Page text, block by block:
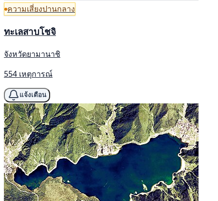
ความเสี่ยงปานกลาง
ทะเลสาบโชจิ
จังหวัดยามานาชิ
554 เหตุการณ์
แจ้งเตือน